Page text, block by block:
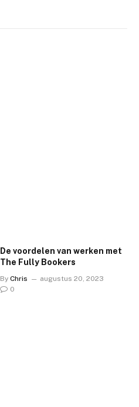
De voordelen van werken met
The Fully Bookers
By Chris
augustus 20, 2023
0